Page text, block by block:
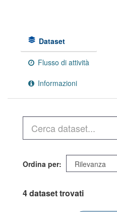
Dataset
Flusso di attività
Informazioni
Ordina per
4 dataset trovati